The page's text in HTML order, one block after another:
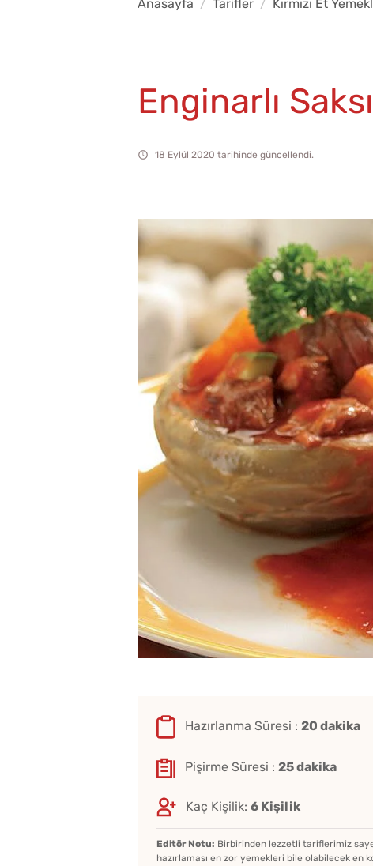
Anasayfa Tarifler Kırmızı Et
Enginarlı
18 Eylül 2020 tarihinde güncellendi.
Hazırlanma Süresi : 20 dakika
Pişirme Süresi : 25 dakika
Kaç Kişilik: 6 Kişilik
Editör Notu: Birbirinden lezzetli tariflerimiz
hazırlaması en zor yemekleri bile olabilecek en